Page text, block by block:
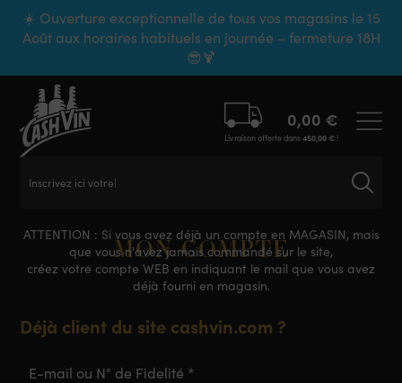
☀️ Ouverture exceptionnelle de tous vos magasins le 15
Août aux horaires habituels en journée – fermeture 18H
😎🍹
Inscrivez ici votre
0,00 €
Livraison offerte dans450,00 €!
MON COMPTE
ATTENTION : Si vous avez déjà un compte en MAGASIN, mais
que vous n'avez jamais commandé sur le site,
créez votre compte WEB en indiquant le mail que vous avez
déjà fourni en magasin.
Déjà client du site cashvin.com ?
E-mail ou N° de Fidelité *
Panneau de gestion des cookies